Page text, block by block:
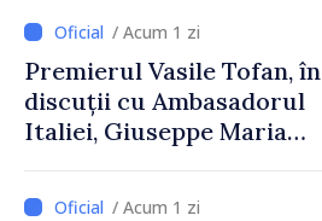
Uygar Mustafa Sertel
/ Acum 1 zi
Premierul Vasile Tofan, în
discuții cu Ambasadorul
Italiei, Giuseppe Maria
/ Acum 1 zi